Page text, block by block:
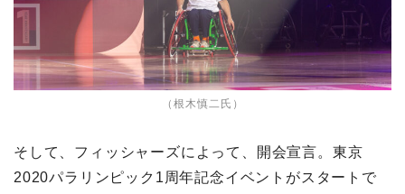
（根木慎二氏）
そして、フィッシャーズによって、開会宣言。東京
2020パラリンピック1周年記念イベントがスタートで